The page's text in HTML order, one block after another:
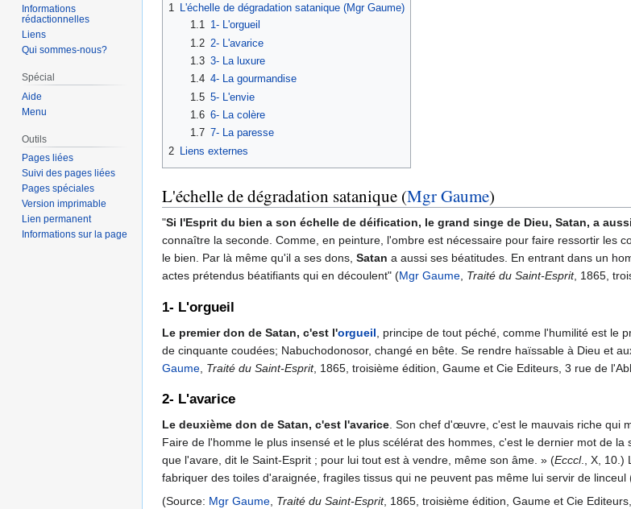
1 L'échelle de dégradation satanique (Mgr Gaume)
1.1 1- L'orgueil
1.2 2- L'avarice
1.3 3- La luxure
1.4 4- La gourmandise
1.5 5- L'envie
1.6 6- La colère
1.7 7- La paresse
2 Liens externes
L'échelle de dégradation satanique (Mgr Gaume)
"Si l'Esprit du bien a son échelle de déification, le grand singe de Dieu, Satan, a
connaître la seconde. Comme, en peinture, l'ombre est nécessaire pour faire ressortir les
le bien. Par là même qu'il a ses dons, Satan a aussi ses béatitudes. En entrant dans un
actes prétendus béatifiants qui en découlent" (Mgr Gaume, Traité du Saint-Esprit, 1865,
1- L'orgueil
Le premier don de Satan, c'est l'orgueil , principe de tout péché, comme l'humilité est
de cinquante coudées; Nabuchodonosor, changé en bête. Se rendre haïssable à Dieu et
Gaume Traité du Saint-Esprit, 1865, troisième édition, Gaume et Cie Editeurs, 3 rue de
2- L'avarice
Le deuxième don de Satan, c'est l'avarice. Son chef d'œuvre, c'est le mauvais riche qui
Faire de l'homme le plus insensé et le plus scélérat des hommes, c'est le dernier mot de
que l'avare, dit le Saint-Esprit ; pour lui tout est à vendre, même son âme. » (Ecccl., X, 10.)
fabriquer des toiles d'araignée, fragiles tissus qui ne peuvent pas même lui servir de linceul
(Source: Mgr Gaume, Traité du Saint-Esprit, 1865, troisième édition, Gaume et Cie
Informations
rédactionnelles
Liens
Qui sommes-nous?
Spécial
Aide
Menu
Outils
Pages liées
Suivi des pages liées
Pages spéciales
Version imprimable
Lien permanent
Informations sur la page